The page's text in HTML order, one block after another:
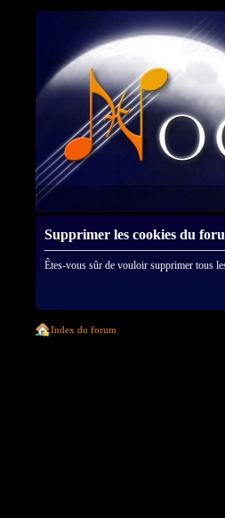
Supprimer les cookies du
Êtes-vous sûr de vouloir supprimer tous
Index du forum